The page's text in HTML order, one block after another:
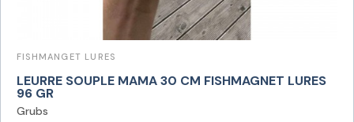
FISHMANGET LURES
LEURRE SOUPLE MAMA 30 CM FISHMAGNET LURES
96 GR
Grubs